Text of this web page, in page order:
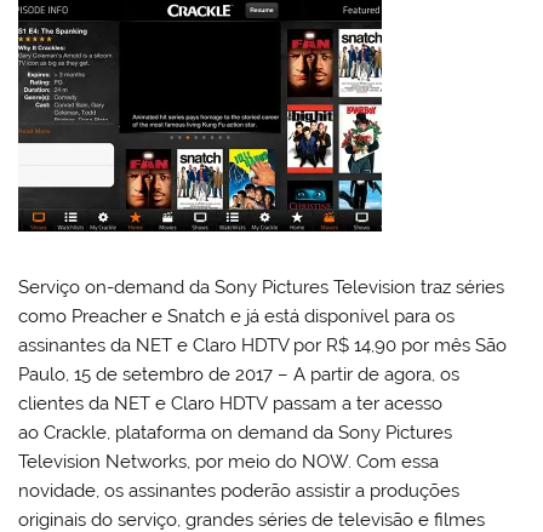
Serviço on-demand da Sony Pictures Television traz séries
como Preacher e Snatch e já está disponível para os
assinantes da NET e Claro HDTV por R$ 14,90 por mês São
Paulo, 15 de setembro de 2017 – A partir de agora, os
clientes da NET e Claro HDTV passam a ter acesso
ao Crackle, plataforma on demand da Sony Pictures
Television Networks, por meio do NOW. Com essa
novidade, os assinantes poderão assistir a produções
originais do serviço, grandes séries de televisão e filmes